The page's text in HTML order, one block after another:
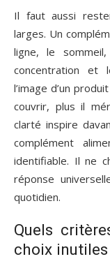
Il faut aussi
larges. Un
ligne, le
concentration et
l’image d’un
couvrir, plus il
clarté inspire
complément
identifiable. Il ne
réponse
quotidien.
Quels
choix inutiles